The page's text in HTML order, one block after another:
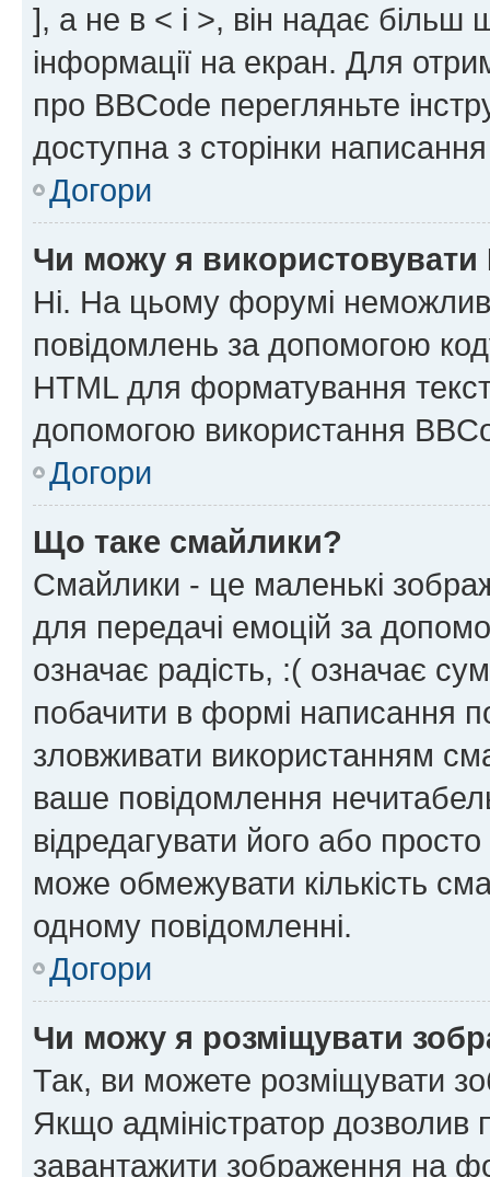
], а не в < і >, він надає більш
інформації на екран. Для
про BBCode перегляньте
доступна з сторінки
Догори
Чи можу я використовувати
Ні. На цьому форумі
повідомлень за допомогою
HTML для форматування
допомогою використання
Догори
Що таке смайлики?
Смайлики - це маленькі
для передачі емоцій за
означає радість, :( означає
побачити в формі написання
зловживати використанням
ваше повідомлення
відредагувати його або
може обмежувати кількість
одному повідомленні.
Догори
Чи можу я розміщувати
Так, ви можете розміщувати
Якщо адміністратор
завантажити зображення на